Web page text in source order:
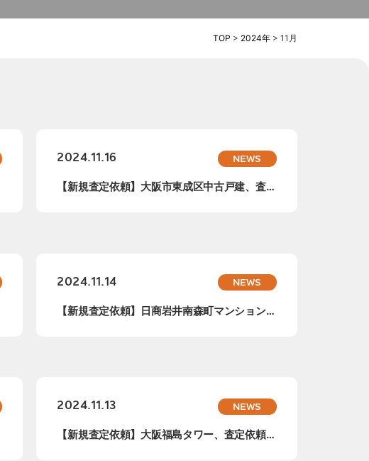
TOP > 2024年 >11月
2024.11.16 NEWS
【新規査定依頼】大阪市東成区中古戸建、査定
2024.11.14 NEWS
【新規査定依頼】日商岩井南森町マンション、
2024.11.13 NEWS
【新規査定依頼】大阪福島タワー、査定依頼承